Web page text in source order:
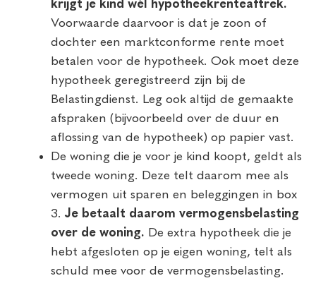
krijgt je kind wél hypotheekrenteaftrek.
Voorwaarde daarvoor is dat je zoon of
dochter een marktconforme rente moet
betalen voor de hypotheek. Ook moet deze
hypotheek geregistreerd zijn bij de
Belastingdienst. Leg ook altijd de gemaakte
afspraken (bijvoorbeeld over de duur en
aflossing van de hypotheek) op papier vast.
De woning die je voor je kind koopt, geldt als
tweede woning. Deze telt daarom mee als
vermogen uit sparen en beleggingen in box
3. Je betaalt daarom vermogensbelasting
over de woning. De extra hypotheek die je
hebt afgesloten op je eigen woning, telt als
schuld mee voor de vermogensbelasting.